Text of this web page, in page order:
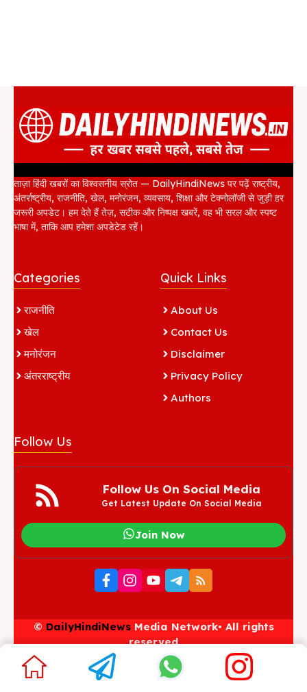
ताज़ा हिंदी खबरों का विश्वसनीय स्रोत — DailyHindiNews पर पढ़ें राष्ट्रीय,
अंतर्राष्ट्रीय, राजनीति, खेल, मनोरंजन, व्यवसाय, शिक्षा और टेक्नोलॉजी से जुड़ी हर
जरूरी अपडेट। हम देते हैं तेज़, सटीक और निष्पक्ष खबरें, वह भी सरल और स्पष्ट
भाषा में, ताकि आप हमेशा अपडेटेड रहें।
Categories
राजनीति
खेल
मनोरंजन
अंतरराष्ट्रीय
Quick Links
About Us
Contact Us
Disclaimer
Privacy Policy
Authors
Follow Us
Follow Us On Social Media
Get Latest Update On Social Media
Join Now
© DailyHindiNewsMedia Network• All rights
reserved